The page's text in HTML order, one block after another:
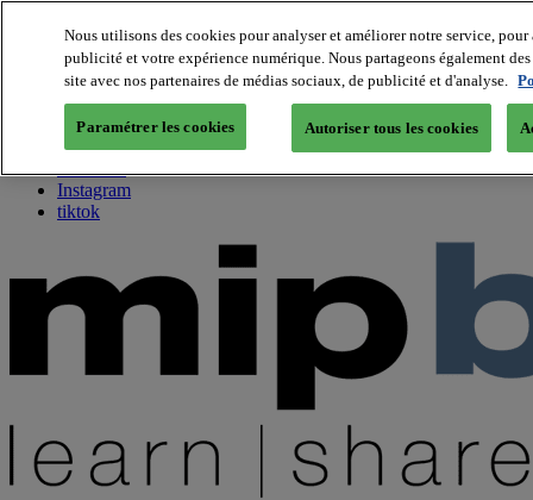
About us
Twitter
Facebook
Youtube
Instagram
tiktok
Nous utilisons des cookies pour analyser et améliorer notre service,
publicité et votre expérience numérique. Nous partageons également
site avec nos partenaires de médias sociaux, de publicité et d'analyse.
Paramétrer les cookies Autoriser tous les cookies